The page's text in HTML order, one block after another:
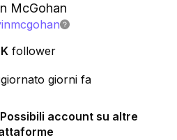
McGohan
follower
giorni fa
account su altre